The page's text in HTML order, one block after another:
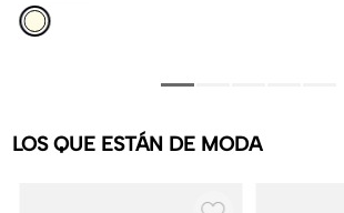
LOS QUE ESTÁN DE MODA